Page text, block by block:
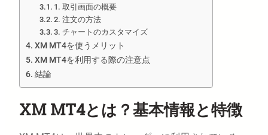
1. 取引画面の概要
2. 注文の方法
3. チャートのカスタマイズ
XM MT4を使うメリット
XM MT4を利用する際の注意点
結論
XM MT4とは？基本情報と特徴